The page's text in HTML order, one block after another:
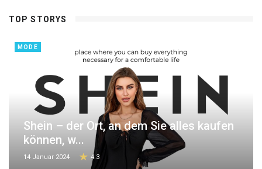
TOP STORYS
MODE
Shein – der Ort, an dem Sie alles kaufen
können, w...
14 Januar 2024 4.3